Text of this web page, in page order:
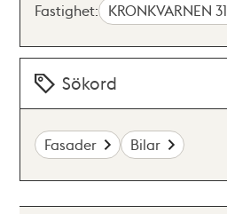
Fastighet: KRONKVARNEN 31
Sökord
Fasader Bilar